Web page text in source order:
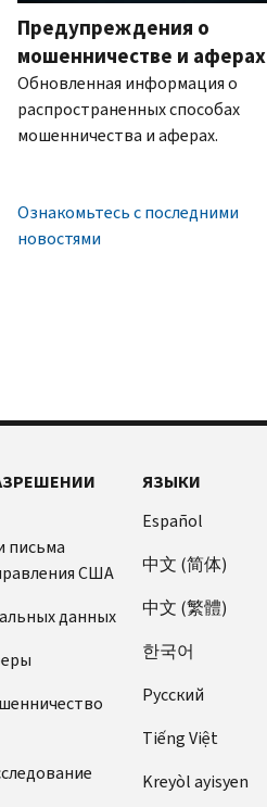
Предупреждения о
мошенничестве и аферах
Обновленная информация о
распространенных способах
мошенничества и аферах.
Ознакомьтесь с последними
новостями
письма
США
данных
ЯЗЫКИ
Español
中文 (简体)
中文 (繁體)
한국어
Pусский
Tiếng Việt
Kreyòl ayisyen